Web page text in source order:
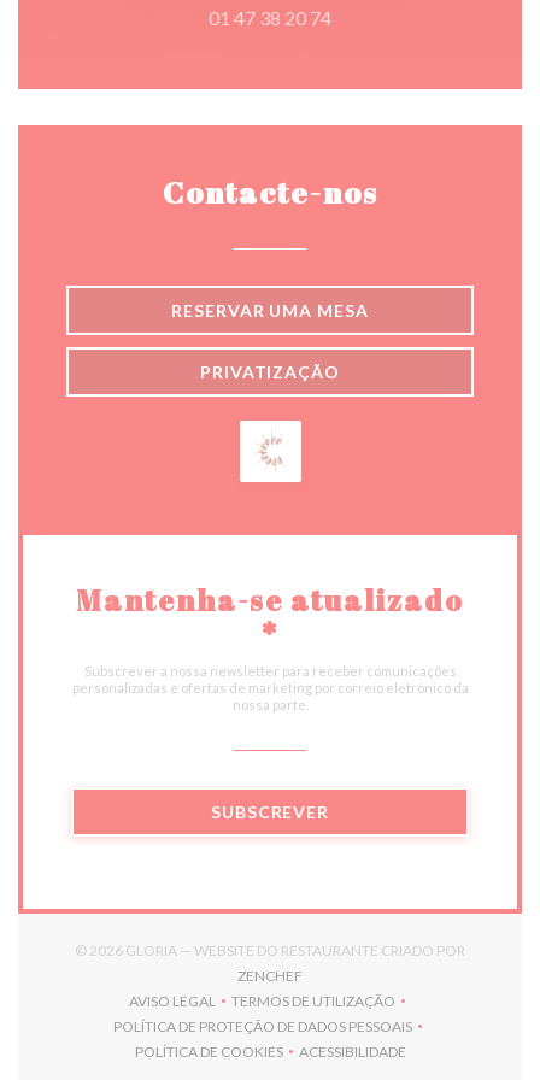
01 47 38 20 74
Contacte-nos
RESERVAR UMA MESA
PRIVATIZAÇÃO
Mantenha-se atualizado
*
Subscrever a nossa newsletter para receber comunicações
personalizadas e ofertas de marketing por correio eletrónico da
nossa parte.
SUBSCREVER
© 2026 GLORIA — WEBSITE DO RESTAURANTE CRIADO POR
ZENCHEF
AVISO LEGAL
((ABRE NUMA NOVA JANELA))
TERMOS DE UTILIZAÇÃO
((ABRE NUMA NOVA JANELA))
POLÍTICA DE PROTEÇÃO DE DADOS PESSOAIS
((ABRE NUMA NOVA JANELA))
POLÍTICA DE COOKIES
((ABRE NUMA NOVA JANELA))
ACESSIBILIDADE
((ABRE NUMA NOVA